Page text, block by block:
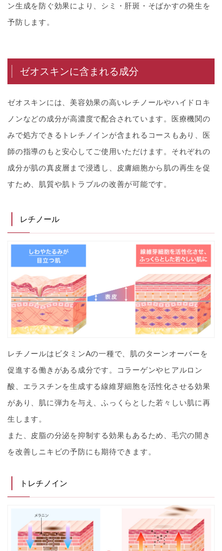
ン生成を防ぐ効果により、シミ・肝斑・そばかすの発生を
予防します。
ゼオスキンに含まれる成分
ゼオスキンには、美容効果の高いレチノールやハイドロキ
ノンなどの成分が高濃度で配合されています。医療機関の
みで処方できるトレチノインが含まれるコースもあり、医
師の指導のもと安心してご使用いただけます。それぞれの
成分が肌の真皮層まで浸透し、皮膚細胞から肌の再生を促
すため、肌質や肌トラブルの改善が可能です。
レチノール
レチノールはビタミンAの一種で、肌のターンオーバーを
促進する働きがある成分です。コラーゲンやヒアルロン
酸、エラスチンを生成する線維芽細胞を活性化させる効果
があり、肌に弾力を与え、ふっくらとした若々しい肌に再
生します。
また、皮脂の分泌を抑制する効果もあるため、毛穴の開き
を改善しニキビの予防にも期待できます。
トレチノイン